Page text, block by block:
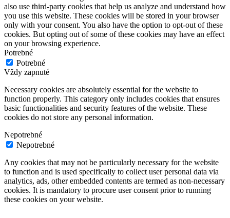
also use third-party cookies that help us analyze and understand how
you use this website. These cookies will be stored in your browser
only with your consent. You also have the option to opt-out of these
cookies. But opting out of some of these cookies may have an effect
on your browsing experience.
Potrebné
Potrebné
Vždy zapnuté
Necessary cookies are absolutely essential for the website to
function properly. This category only includes cookies that ensures
basic functionalities and security features of the website. These
cookies do not store any personal information.
Nepotrebné
Nepotrebné
Any cookies that may not be particularly necessary for the website
to function and is used specifically to collect user personal data via
analytics, ads, other embedded contents are termed as non-necessary
cookies. It is mandatory to procure user consent prior to running
these cookies on your website.